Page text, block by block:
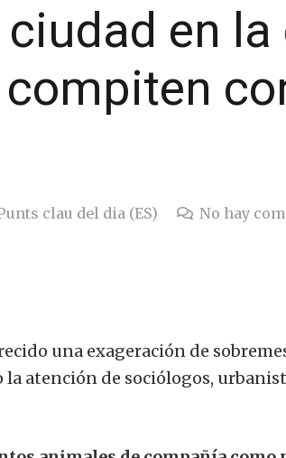
en la
clau del dia (ES) No hay
una exageración de
atención de sociólogos,